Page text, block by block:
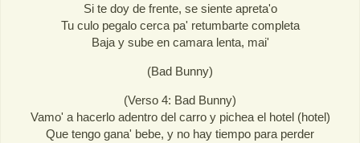
Si te doy de frente, se siente apreta'o
Tu culo pegalo cerca pa' retumbarte completa
Baja y sube en camara lenta, mai'
(Bad Bunny)
(Verso 4: Bad Bunny)
Vamo' a hacerlo adentro del carro y pichea el hotel (hotel)
Que tengo gana' bebe, y no hay tiempo para perder